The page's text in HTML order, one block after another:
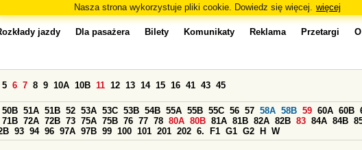
Nasza strona wykorzystuje pliki cookie. Dowiedz się więcej. więcej
jazdy Dla pasażera Bilety Komunikaty Reklama Przetargi
5 6 7 8 9 10A 10B 11 12 13 14 15 16 41 43 45
50B 51A 51B 52 53A 53C 53B 54B 55A 55B 55C 56 57 58A 58B 59 60A 60B
71B 72A 72B 73 75A 75B 76 77 78 80A 80B 81A 81B 82A 82B 83 84A 84B
93 94 96 97A 97B 99 100 101 201 202 6. F1 G1 G2 H W